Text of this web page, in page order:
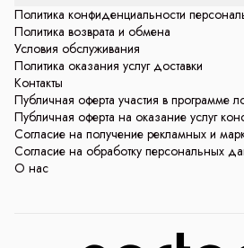
Политика конфиденциальности
Политика возврата и обмена
Условия обслуживания
Политика оказания услуг доставки
Контакты
Публичная оферта участия в программе
Публичная оферта на оказание услуг
Согласие на получение рекламных и
Согласие на обработку персональных
О нас